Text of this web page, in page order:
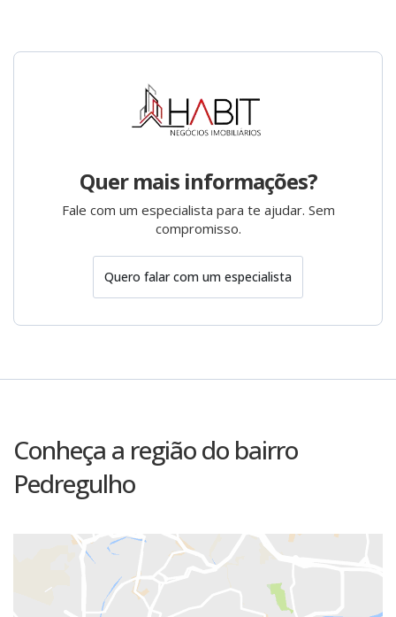
Quer mais informações?
Fale com um especialista para te ajudar. Sem
compromisso.
Quero falar com um especialista
Conheça a região do bairro
Pedregulho